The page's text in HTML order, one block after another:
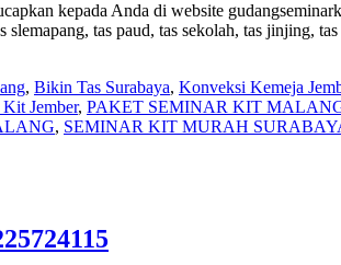
kepada Anda di website
slemapang, tas paud, tas sekolah, tas jinjing,
, Bikin Tas Surabaya, Konveksi Kemeja
Jember, PAKET SEMINAR KIT
, SEMINAR KIT MURAH